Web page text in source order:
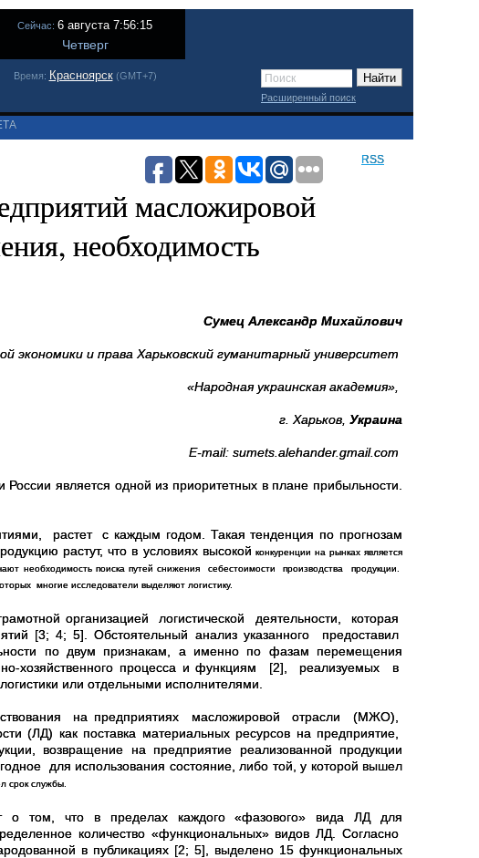
Сейчас: 6 августа 7:56:15
Четверг
Время: Красноярск(GMT+7)
Расширенный поиск
RSS
масложировой
необходимость
Сумец Александр Михайлович
экономики и права Харьковский гуманитарный университет
«Народная украинская академия»,
г. Харьков, Украина
E-mail: sumets.alehander.gmail.com
является одной из приоритетных в плане прибыльности.
растет с каждым годом. Такая тенденция по прогнозам
растут, что в условиях высокой конкуренции на рынках является
необходимость поиска путей снижения себестоимости производства продукции.
многие исследователи выделяют логистику.
организацией логистической деятельности, которая
[3; 4; 5]. Обстоятельный анализ указанного предоставил
по двум признакам, а именно по фазам перемещения
хозяйственного процесса и функциям [2], реализуемых в
или отдельными исполнителями.
на предприятиях масложировой отрасли (МЖО),
(ЛД) как поставка материальных ресурсов на предприятие,
возвращение на предприятие реализованной продукции
для использования состояние, либо той, у которой вышел
срок службы.
о том, что в пределах каждого «фазового» вида ЛД для
количество «функциональных» видов ЛД. Согласно
в публикациях [2; 5], выделено 15 функциональных